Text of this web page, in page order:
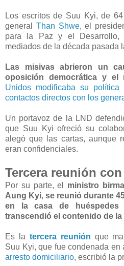
Los escritos de Suu Kyi, de
general Than Shwe, el
para la Paz y el Desarrollo,
mediados de la década pasada
Las misivas abrieron un
oposición democrática y el
Unidos modificaba su
contactos directos con los
Un portavoz de la LND
que Suu Kyi ofreció su
alegó que las cartas, aunque
eran confidenciales.
Tercera reunión
Por su parte, el ministro
Aung Kyi, se reunió durante
en la casa de huéspedes
transcendió el contenido de
Es la tercera reunión que
Suu Kyi, que fue condenada
arresto domiciliario, escribió la